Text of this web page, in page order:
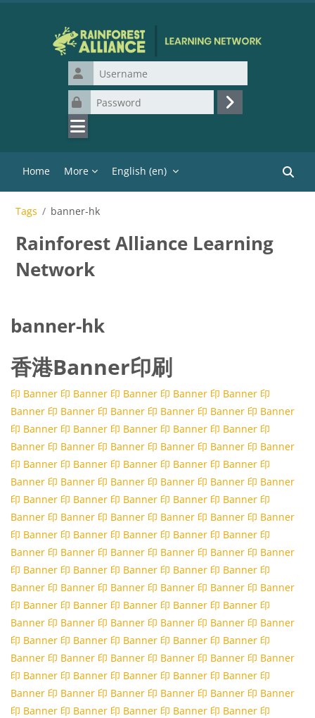
Username
Password
Log in
Home More English ‎(en)‎
Tags banner-hk
Rainforest Alliance Learning
Network
banner-hk
香港Banner印刷
印 Banner 印 Banner 印 Banner 印 Banner 印 Banner 印
Banner 印 Banner 印 Banner 印 Banner 印 Banner 印 Banner
印 Banner 印 Banner 印 Banner 印 Banner 印 Banner 印
Banner 印 Banner 印 Banner 印 Banner 印 Banner 印 Banner
印 Banner 印 Banner 印 Banner 印 Banner 印 Banner 印
Banner 印 Banner 印 Banner 印 Banner 印 Banner 印 Banner
印 Banner 印 Banner 印 Banner 印 Banner 印 Banner 印
Banner 印 Banner 印 Banner 印 Banner 印 Banner 印 Banner
印 Banner 印 Banner 印 Banner 印 Banner 印 Banner 印
Banner 印 Banner 印 Banner 印 Banner 印 Banner 印 Banner
印 Banner 印 Banner 印 Banner 印 Banner 印 Banner 印
Banner 印 Banner 印 Banner 印 Banner 印 Banner 印 Banner
印 Banner 印 Banner 印 Banner 印 Banner 印 Banner 印
Banner 印 Banner 印 Banner 印 Banner 印 Banner 印 Banner
印 Banner 印 Banner 印 Banner 印 Banner 印 Banner 印
Banner 印 Banner 印 Banner 印 Banner 印 Banner 印 Banner
印 Banner 印 Banner 印 Banner 印 Banner 印 Banner 印
Banner 印 Banner 印 Banner 印 Banner 印 Banner 印 Banner
印 Banner 印 Banner 印 Banner 印 Banner 印 Banner 印